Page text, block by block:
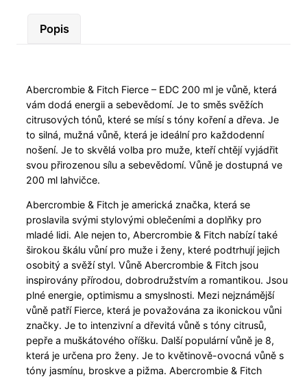
Popis
Abercrombie & Fitch Fierce – EDC 200 ml je vůně, která
vám dodá energii a sebevědomí. Je to směs svěžích
citrusových tónů, které se mísí s tóny koření a dřeva. Je
to silná, mužná vůně, která je ideální pro každodenní
nošení. Je to skvělá volba pro muže, kteří chtějí vyjádřit
svou přirozenou sílu a sebevědomí. Vůně je dostupná ve
200 ml lahvičce.
Abercrombie & Fitch je americká značka, která se
proslavila svými stylovými oblečeními a doplňky pro
mladé lidi. Ale nejen to, Abercrombie & Fitch nabízí také
širokou škálu vůní pro muže i ženy, které podtrhují jejich
osobitý a svěží styl. Vůně Abercrombie & Fitch jsou
inspirovány přírodou, dobrodružstvím a romantikou. Jsou
plné energie, optimismu a smyslnosti. Mezi nejznámější
vůně patří Fierce, která je považována za ikonickou vůni
značky. Je to intenzivní a dřevitá vůně s tóny citrusů,
pepře a muškátového oříšku. Další populární vůně je 8,
která je určena pro ženy. Je to květinově-ovocná vůně s
tóny jasmínu, broskve a pižma. Abercrombie & Fitch